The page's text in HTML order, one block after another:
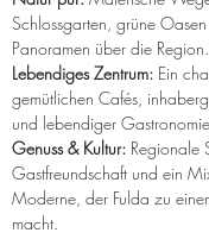
Schlossgarten, grüne
Panoramen über die Region.
Lebendiges Zentrum: Ein
gemütlichen Cafés,
und lebendiger
Genuss & Kultur: Regionale
Gastfreundschaft und ein
Moderne, der Fulda zu
macht.